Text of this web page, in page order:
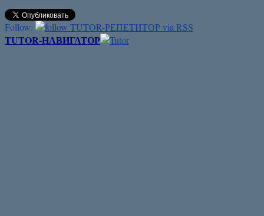
Follow:
TUTOR-НАВИГАТОР